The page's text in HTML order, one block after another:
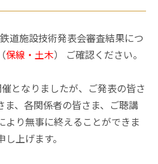
道施設技術発表会審査結果につ
保線 ・ 土木） ご確認ください。
となりましたが、ご発表の皆さ
ま、各関係者の皆さま、ご聴講
より無事に終えることができま
上げます。